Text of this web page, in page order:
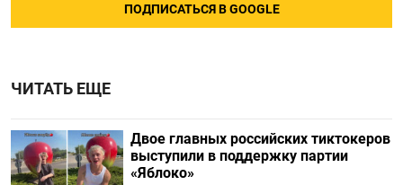
ПОДПИСАТЬСЯ В GOOGLE
ЧИТАТЬ ЕЩЕ
Двое главных российских тиктокеров
выступили в поддержку партии
«Яблоко»